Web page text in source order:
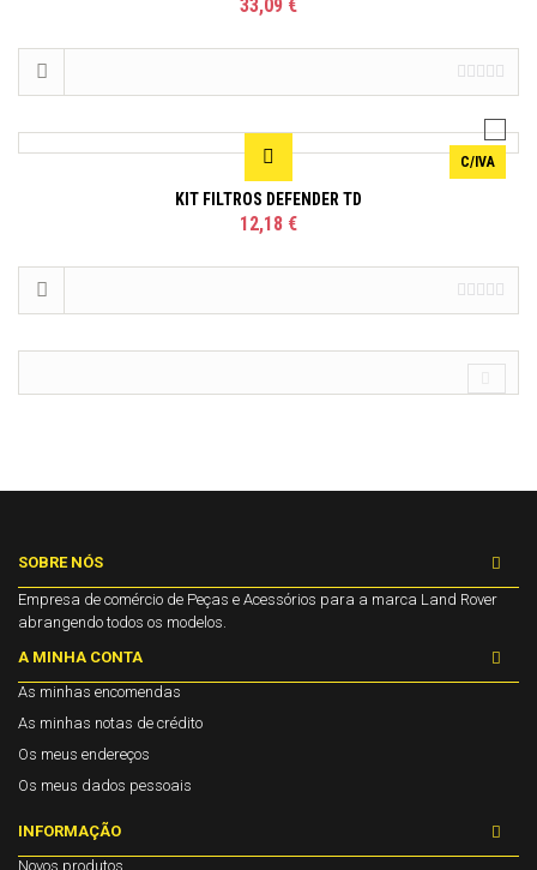
33,09 €
C/IVA
KIT FILTROS DEFENDER TD
12,18 €
SOBRE NÓS
Empresa de comércio de Peças e Acessórios para a marca Land Rover
abrangendo todos os modelos.
A MINHA CONTA
As minhas encomendas
As minhas notas de crédito
Os meus endereços
Os meus dados pessoais
INFORMAÇÃO
Novos produtos